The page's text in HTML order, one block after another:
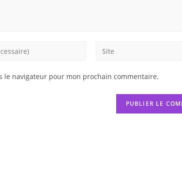
Saisir
(facultatif)
le navigateur pour mon prochain commentaire.